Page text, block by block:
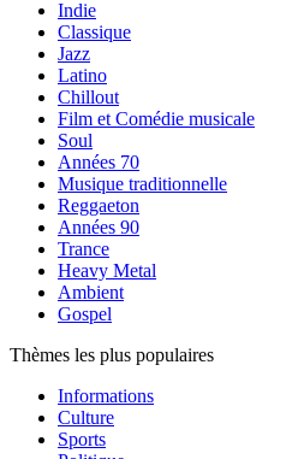
Indie
Classique
Jazz
Latino
Chillout
Film et Comédie musicale
Soul
Années 70
Musique traditionnelle
Reggaeton
Années 90
Trance
Heavy Metal
Ambient
Gospel
Thèmes les plus populaires
Informations
Culture
Sports